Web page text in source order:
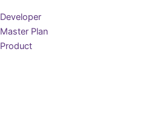
Developer
Master Plan
Product